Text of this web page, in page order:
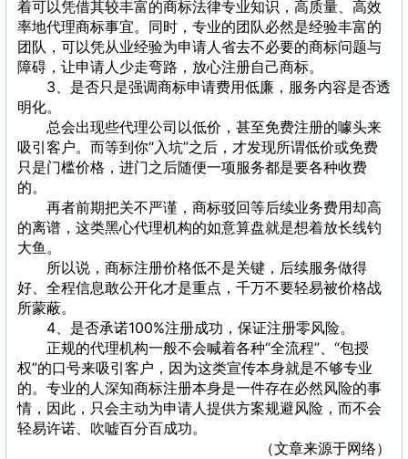
着可以凭借其较丰富的商标法律专业知识，高质量、高效
率地代理商标事宜。同时，专业的团队必然是经验丰富的
团队，可以凭从业经验为申请人省去不必要的商标问题与
障碍，让申请人少走弯路，放心注册自己商标。
3、是否只是强调商标申请费用低廉，服务内容是否透
明化。
总会出现些代理公司以低价，甚至免费注册的噱头来
吸引客户。而等到你“入坑”之后，才发现所谓低价或免费
只是门槛价格，进门之后随便一项服务都是要各种收费
的。
再者前期把关不严谨，商标驳回等后续业务费用却高
的离谱，这类黑心代理机构的如意算盘就是想着放长线钓
大鱼。
所以说，商标注册价格低不是关键，后续服务做得
好、全程信息敢公开化才是重点，千万不要轻易被价格战
所蒙蔽。
4、是否承诺100%注册成功，保证注册零风险。
正规的代理机构一般不会喊着各种“全流程”、“包授
权”的口号来吸引客户，因为这类宣传本身就是不够专业
的。专业的人深知商标注册本身是一件存在必然风险的事
情，因此，只会主动为申请人提供方案规避风险，而不会
轻易许诺、吹嘘百分百成功。
（文章来源于网络）